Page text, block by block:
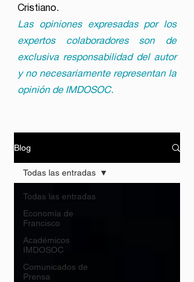
Cristiano.
Las opiniones expresadas por los
expertos colaboradores son de
exclusiva responsabilidad del autor
y no necesariamente representan la
opinión de IMDOSOC.
Blog
Todas las entradas
Economía de
Francisco
Académicos
IMDOSOC
Comunicados de
Prensa
Todas las entradas